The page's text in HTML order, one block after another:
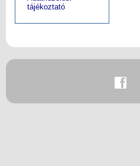
tájékoztató